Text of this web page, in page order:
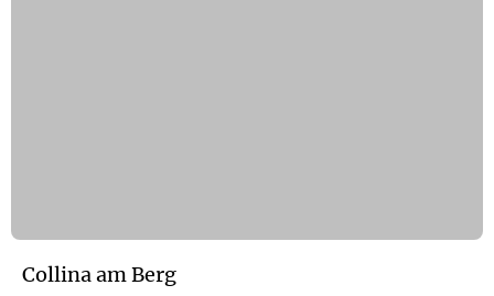
Collina am Berg